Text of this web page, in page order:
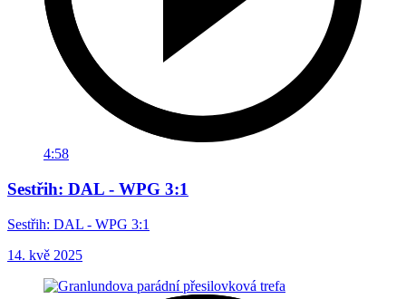
4:58
Sestřih: DAL - WPG 3:1
Sestřih: DAL - WPG 3:1
14. kvě 2025